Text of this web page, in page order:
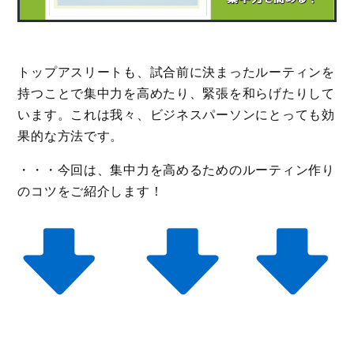
トップアスリートも、試合前に決まったルーティンを
持つことで集中力を高めたり、緊張を和らげたりして
います。これは我々、ビジネスパーソンにとっても効
果的な方法です。
・・・今回は、集中力を高めるためのルーティン作り
のコツをご紹介します！